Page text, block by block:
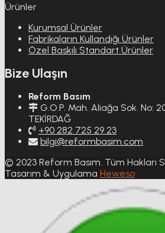
Ürünler
Kurumsal Ürünler
Fabrikaların Kullandığı Ürünler
Özel Baskılı Standart Ürünler
Bize Ulaşın
Reform Basım
G.O.P. Mah. Aliağa Sok. No:
TEKİRDAĞ
+90 282 725 29 23
bilgi@reformbasim.com
© 2023 Reform Basım. Tüm Hakları
Tasarım & Uygulama Heweso